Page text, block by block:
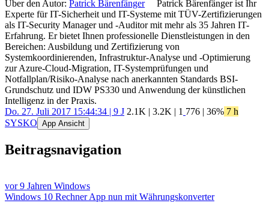
Über den Autor: Patrick Bärenfänger
Patrick Bärenfänger ist Ihr
Experte für IT-Sicherheit und IT-Systeme mit TÜV-Zertifizierungen
als IT-Security Manager und -Auditor mit mehr als 35 Jahren IT-
Erfahrung. Er bietet Ihnen professionelle Dienstleistungen in den
Bereichen: Ausbildung und Zertifizierung von
Systemkoordinierenden, Infrastruktur-Analyse und -Optimierung
zur Azure-Cloud-Migration, IT-Systemprüfungen und
Notfallplan/Risiko-Analyse nach anerkannten Standards BSI-
Grundschutz und IDW PS330 und Anwendung der künstlichen
Intelligenz in der Praxis.
Do. 27. Juli 2017 15:44:34 | 9 J 2.1K | 3.2K | 1 776 | 36% 7 h
SYSKO App Ansicht
Beitragsnavigation
vor 9 Jahren Windows
Windows 10 Rechner App nun mit Währungskonverter